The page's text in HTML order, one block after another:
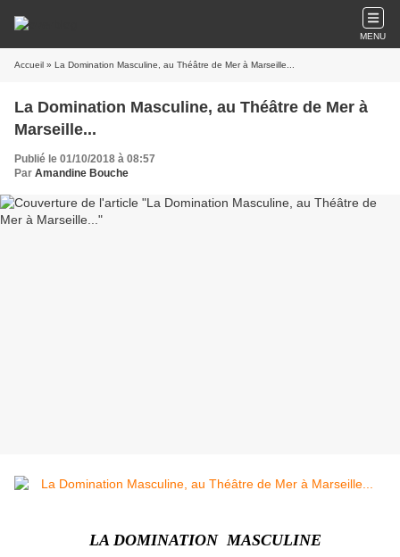
MENU
Accueil » La Domination Masculine, au Théâtre de Mer à Marseille...
La Domination Masculine, au Théâtre de Mer à
Marseille...
Publié le 01/10/2018 à 08:57
Par Amandine Bouche
LA DOMINATION MASCULINE